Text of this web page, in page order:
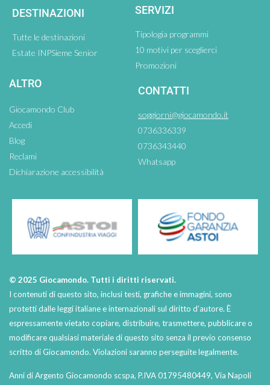
DESTINAZIONI
Tutte le destinazioni
Estate INPSieme Senior
SERVIZI
Tipologia programmi
10 motivi per sceglierci
Promozioni
ALTRO
Giocamondo Club
Accedi
Blog
Reclami
Dichiarazione accessibilità
CONTATTI
soggiorni@giocamondo.it
0736336339
0736343440
Whatsapp
© 2025 Giocamondo. Tutti i diritti riservati.
I contenuti di questo sito, inclusi testi, grafiche e immagini, sono
protetti dalle leggi italiane e internazionali sul diritto d’autore. È
espressamente vietato copiare, distribuire, trasmettere, pubblicare o
modificare qualsiasi materiale di questo sito senza il previo consenso
scritto di Giocamondo. Violazioni saranno perseguite legalmente.
Anni di Argento Giocamondo scspa, P.IVA 01795480449, Via Napoli